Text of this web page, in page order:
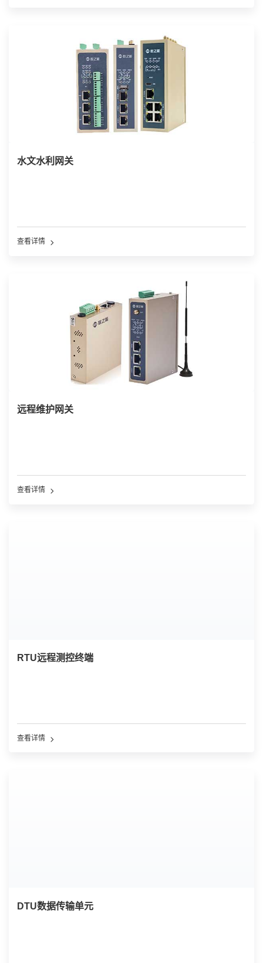
水文水利网关
查看详情
远程维护网关
查看详情
RTU远程测控终端
查看详情
DTU数据传输单元